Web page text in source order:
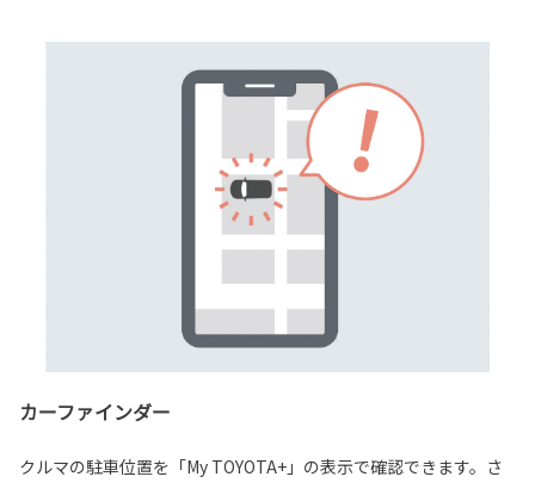
カーファインダー
クルマの駐車位置を「My TOYOTA+」の表示で確認できます。さ